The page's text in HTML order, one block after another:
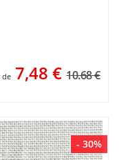
de 7,48 € 10.68 €
- 30%